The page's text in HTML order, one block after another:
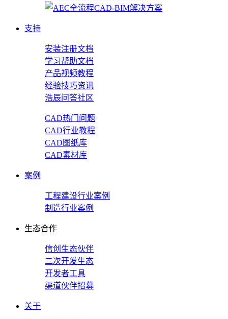
支持
安装注册文档
学习帮助文档
产品视频教程
经验技巧资讯
浩辰问答社区
CAD热门问题
CAD行业教程
CAD图纸库
CAD素材库
案例
工程建设行业案例
制造行业案例
生态合作
信创生态伙伴
二次开发生态
开发者工具
渠道伙伴招募
关于